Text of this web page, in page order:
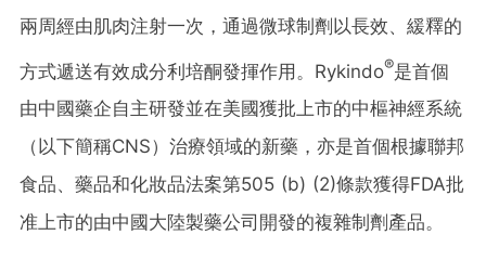
兩周經由肌肉注射一次，通過微球制劑以長效、緩釋的
方式遞送有效成分利培酮發揮作用。Rykindo®是首個
由中國藥企自主研發並在美國獲批上市的中樞神經系統
（以下簡稱CNS）治療領域的新藥，亦是首個根據聯邦
食品、藥品和化妝品法案第505 (b) (2)條款獲得FDA批
准上市的由中國大陸製藥公司開發的複雜制劑產品。